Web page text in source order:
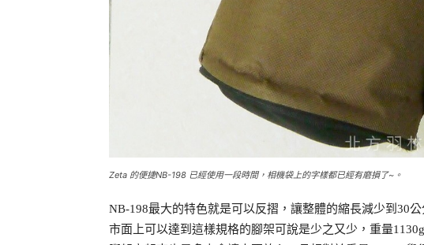
Zeta 的便捷NB-198 已經使用一段時間，相機袋上的字樣都已經有磨損了~。
NB-198最大的特色就是可以反摺，讓整體的縮長減少到30
市面上可以達到這樣規格的腳架可說是少之又少，重量